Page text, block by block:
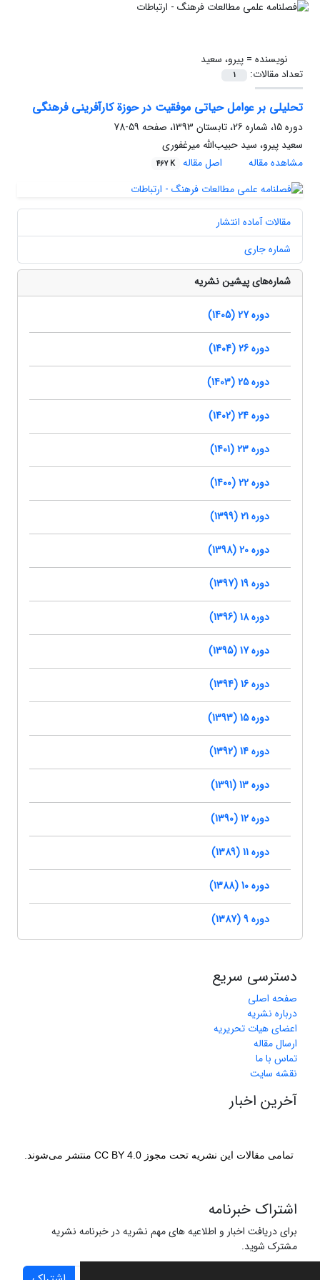
نویسنده =پیرو، سعید
تعداد مقالات:
1
تحلیلی بر عوامل حیاتی موفقیت در حوزة کارآفرینی فرهنگی
دوره 15، شماره 26، تابستان 1393، صفحه
59-78
سعید پیرو، سید حبیب‌الله میرغفوری
مشاهده مقاله
اصل مقاله 467 K
مقالات آماده انتشار
شماره جاری
شماره‌های پیشین نشریه
دوره 27 (1405)
دوره 26 (1404)
دوره 25 (1403)
دوره 24 (1402)
دوره 23 (1401)
دوره 22 (1400)
دوره 21 (1399)
دوره 20 (1398)
دوره 19 (1397)
دوره 18 (1396)
دوره 17 (1395)
دوره 16 (1394)
دوره 15 (1393)
دوره 14 (1392)
دوره 13 (1391)
دوره 12 (1390)
دوره 11 (1389)
دوره 10 (1388)
دوره 9 (1387)
دسترسی سریع
صفحه اصلی
درباره نشریه
اعضای هیات تحریریه
ارسال مقاله
تماس با ما
نقشه سایت
آخرین اخبار
تمامی مقالات این نشریه تحت مجوز CC BY 4.0 منتشر می‌شوند.
اشتراک خبرنامه
برای دریافت اخبار و اطلاعیه های مهم نشریه در خبرنامه نشریه
مشترک شوید.